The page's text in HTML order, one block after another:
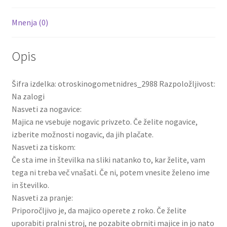
Mnenja (0)
Opis
Šifra izdelka: otroskinogometnidres_2988 Razpoložljivost:
Na zalogi
Nasveti za nogavice:
Majica ne vsebuje nogavic privzeto. Če želite nogavice,
izberite možnosti nogavic, da jih plačate.
Nasveti za tiskom:
Če sta ime in številka na sliki natanko to, kar želite, vam
tega ni treba več vnašati. Če ni, potem vnesite želeno ime
in številko.
Nasveti za pranje:
Priporočljivo je, da majico operete z roko. Če želite
uporabiti pralni stroj, ne pozabite obrniti majice in jo nato